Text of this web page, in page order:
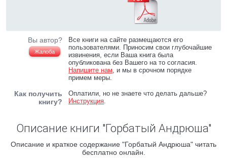
Вы автор?
Жалоба
Все книги на сайте размещаются его
пользователями. Приносим свои глубочайшие
извинения, если Ваша книга была
опубликована без Вашего на то согласия.
Напишите нам, и мы в срочном порядке
примем меры.
Как получить
книгу?
Оплатили, но не знаете что делать дальше?
Инструкция.
Описание книги "Горбатый Андрюша"
Описание и краткое содержание "Горбатый Андрюша" читать
бесплатно онлайн.